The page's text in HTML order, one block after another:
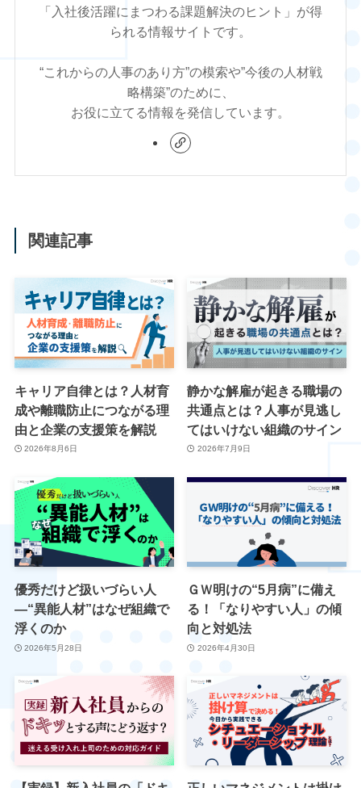
「入社後活躍にまつわる課題解決のヒント」が得
られる情報サイトです。
“これからの人事のあり方”の模索や”今後の人材戦
略構築”のために、
お役に立てる情報を発信しています。
関連記事
キャリア自律とは？人材育
成や離職防止につながる理
由と企業の支援策を解説
2026年8月6日
静かな解雇が起きる職場の
共通点とは？人事が見逃し
てはいけない組織のサイン
2026年7月9日
優秀だけど扱いづらい人
―“異能人材”はなぜ組織で
浮くのか
2026年5月28日
ＧＷ明けの“5月病”に備え
る！「なりやすい人」の傾
向と対処法
2026年4月30日